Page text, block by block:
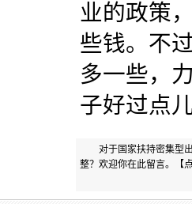
业的政策
些钱。不
多一些，
子好过点
对于国家扶持密集型
整？欢迎你在此留言。【